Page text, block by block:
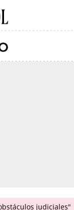
judiciales"